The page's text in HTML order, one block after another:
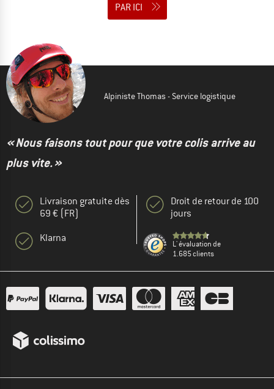
PAR ICI
Alpiniste Thomas - Service logistique
« Nous faisons tout pour que votre colis arrive au
plus vite. »
Livraison gratuite dès
69 € (FR)
Klarna
Droit de retour de 100
jours
L' évaluation de
1.685 clients